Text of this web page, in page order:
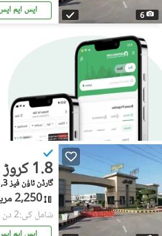
6 ایس ایم
1.8 کروڑ
گارڈن ٹاؤن فیز 3, گارڈن ٹاؤن
2,250 مربع فیٹ
شامل کی:2 دن پہل